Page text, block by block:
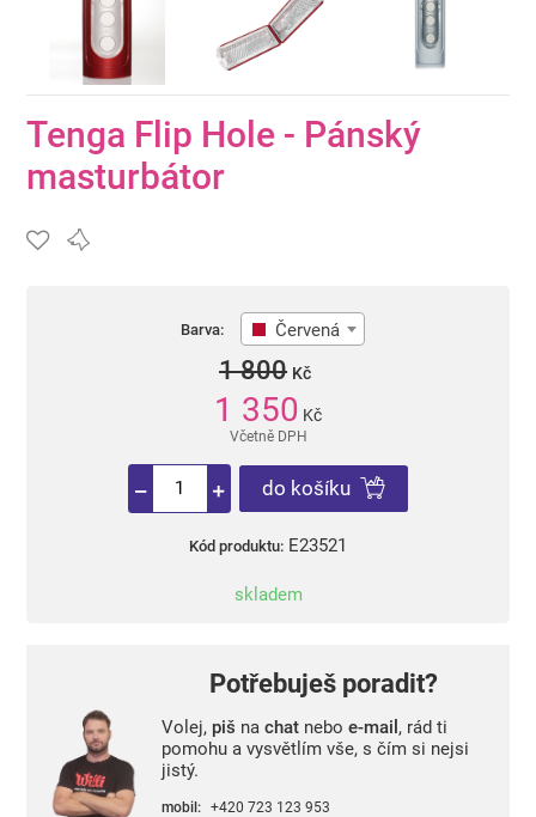
Tenga Flip Hole - Pánský
masturbátor
Barva: Červená
1 800 Kč
1 350 Kč
Včetně DPH
do košíku
Kód produktu: E23521
skladem
Potřebuješ poradit?
Volej, piš na chatnebo e-mail , rád ti
pomohu a vysvětlím vše, s čím si nejsi
jistý.
mobil: +420 723 123 953